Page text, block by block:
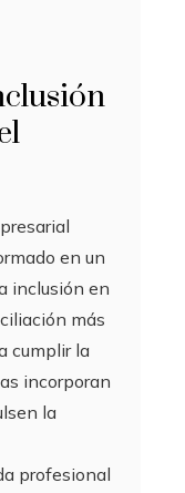
en un
inclusión en
más
cumplir la
incorporan
la
profesional